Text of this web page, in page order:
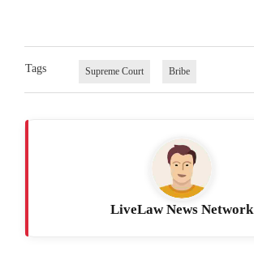
Tags Supreme Court Bribe
LiveLaw News Network